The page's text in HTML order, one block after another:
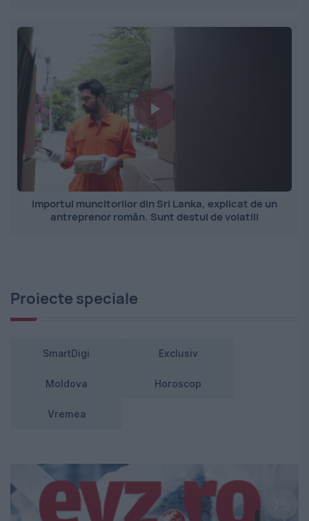
Importul muncitorilor din Sri Lanka, explicat de un
antreprenor român. Sunt destul de volatili
Proiecte speciale
SmartDigi Exclusiv
Moldova Horoscop
Vremea